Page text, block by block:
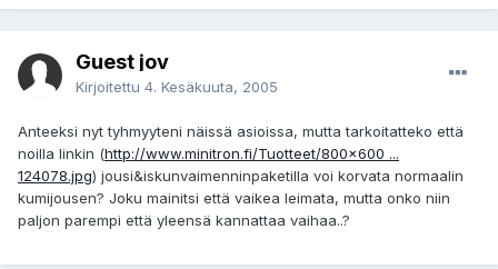
Guest jov
Kirjoitettu 4. Kesäkuuta, 2005
Anteeksi nyt tyhmyyteni näissä asioissa, mutta tarkoitatteko että
noilla linkin (http://www.minitron.fi/Tuotteet/800x600 ...
124078.jpg) jousi&iskunvaimenninpaketilla voi korvata normaalin
kumijousen? Joku mainitsi että vaikea leimata, mutta onko niin
paljon parempi että yleensä kannattaa vaihaa..?